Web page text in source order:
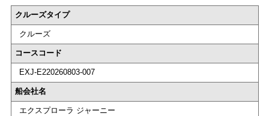
クルーズタイプ
クルーズ
コースコード
EXJ-E220260803-007
船会社名
エクスプローラ ジャーニー